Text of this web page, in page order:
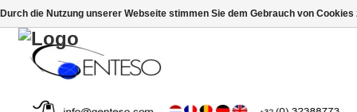
Durch die Nutzung unserer Webseite stimmen Sie dem Gebrauch von